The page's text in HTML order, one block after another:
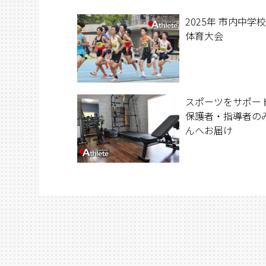
2025年 市内中学
体育大会
スポーツをサポー
保護者・指導者の
んへお届け